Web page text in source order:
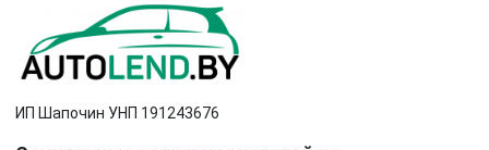
ИП Шапочин УНП 191243676